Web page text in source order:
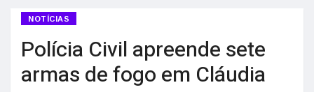
NOTÍCIAS
Polícia Civil apreende sete
armas de fogo em Cláudia